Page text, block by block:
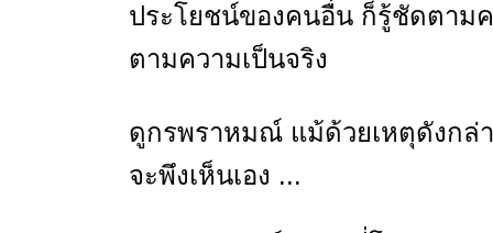
ประโยชน์ของคนอื่น ก็รู้ชัดตาม
ตามความเป็นจริง
ดูกรพราหมณ์ แม้ด้วยเหตุดังกล่
จะพึงเห็นเอง ...